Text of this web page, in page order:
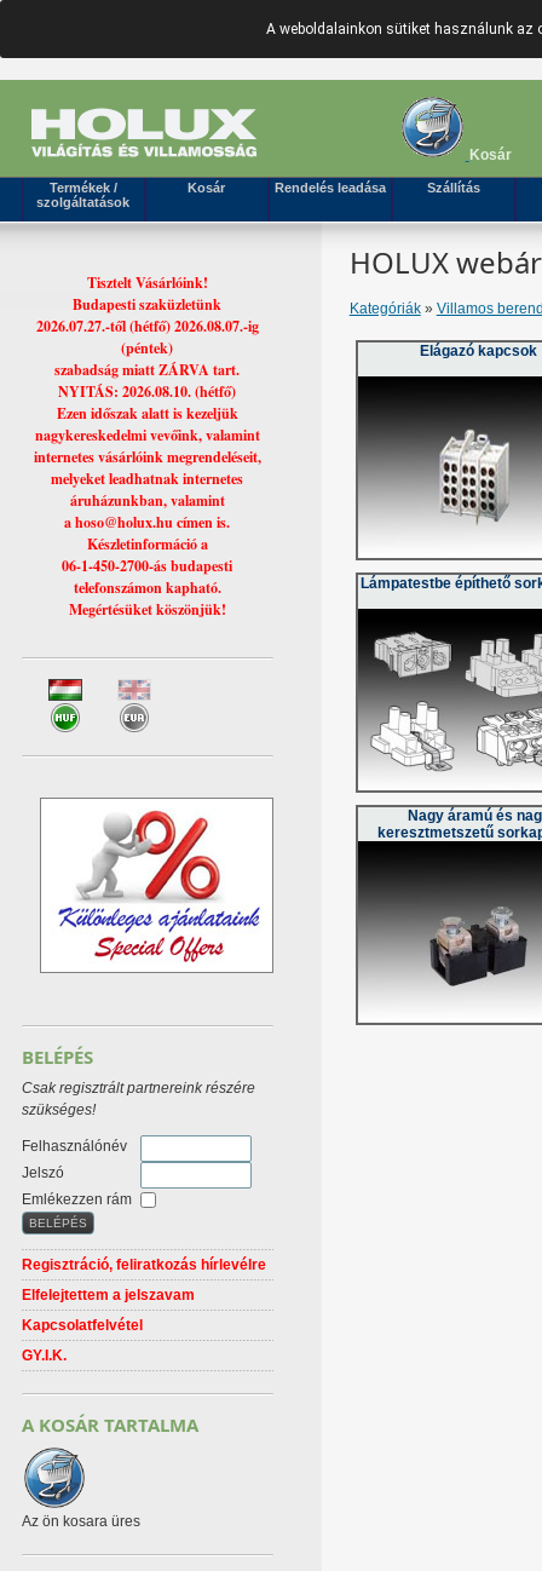
A weboldalainkon sütiket használunk
Kosár
Termékek /
szolgáltatások
Kosár Rendelés leadása Szállítás
HOLUX
Kategóriák» Villamos
Elágazó kapcsok
Lámpatestbe építhető
Nagy áramú és
keresztmetszetű
Tisztelt Vásárlóink!
Budapesti szaküzletünk
2026.07.27.-től (hétfő) 2026.08.07.-ig
(péntek)
szabadság miatt ZÁRVA tart.
NYITÁS: 2026.08.10. (hétfő)
Ezen időszak alatt is kezeljük
nagykereskedelmi vevőink, valamint
internetes vásárlóink megrendeléseit,
melyeket leadhatnak internetes
áruházunkban, valamint
a hoso@holux.hu címen is.
Készletinformáció a
06-1-450-2700-ás budapesti
telefonszámon kapható.
Megértésüket köszönjük!
BELÉPÉS
Csak regisztrált partnereink részére
szükséges!
Felhasználónév
Jelszó
Emlékezzen rám
Regisztráció, feliratkozás hírlevélre
Elfelejtettem a jelszavam
Kapcsolatfelvétel
GY.I.K.
A KOSÁR TARTALMA
Az ön kosara üres